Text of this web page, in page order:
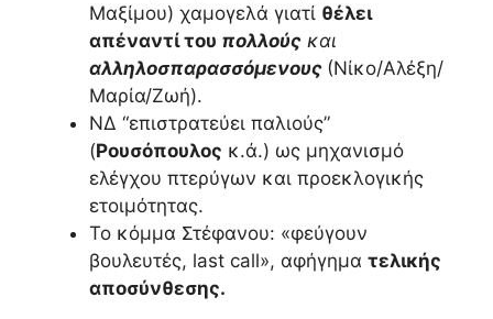
Μαξίμου) χαμογελά γιατί θέλει
απέναντί του πολλούς και
αλληλοσπαρασσόμενους (Νίκο/Αλέξη/
Μαρία/Ζωή).
ΝΔ “επιστρατεύει παλιούς”
(Ρουσόπουλος κ.ά.) ως μηχανισμό
ελέγχου πτερύγων και προεκλογικής
ετοιμότητας.
Το κόμμα Στέφανου: «φεύγουν
βουλευτές, last call», αφήγημα τελικής
αποσύνθεσης.